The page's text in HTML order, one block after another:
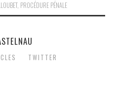
, PROCÉDURE PÉNALE
TWITTER